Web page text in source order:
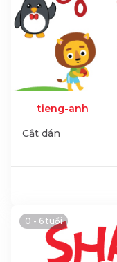
tieng-anh
Cắt dán
0 - 6 tuổi